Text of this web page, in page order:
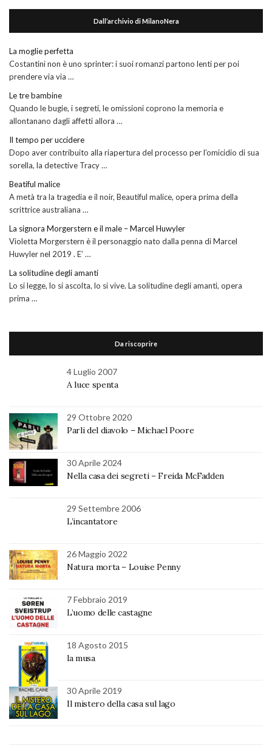
Dall’archivio di MilanoNera
La moglie perfetta
Costantini non è uno sprinter: i suoi romanzi partono lenti per poi
prendere via via …
Le tre bambine
Quando le bugie, i segreti, le omissioni coprono la memoria e
allontanano dagli affetti allora …
Il tempo per uccidere
Dopo aver contribuito alla riapertura del processo per l’omicidio di sua
sorella, la detective Tracy …
Beatiful malice
A metà tra la tragedia e il noir, Beautiful malice, opera prima della
scrittrice australiana …
La signora Morgerstern e il male – Marcel Huwyler
Violetta Morgerstern è il personaggio nato dalla penna di Marcel
Huwyler nel 2019 . E’ …
La solitudine degli amanti
Lo si legge, lo si ascolta, lo si vive. La solitudine degli amanti, opera
prima …
Da riscoprire
4 Luglio 2007
A luce spenta
29 Ottobre 2020
Parli del diavolo – Michael Poore
30 Aprile 2024
Nella casa dei segreti – Freida McFadden
29 Settembre 2006
L’incantatore
26 Maggio 2022
Natura morta – Louise Penny
7 Febbraio 2019
L’uomo delle castagne
18 Agosto 2015
la musa
30 Aprile 2019
Il mistero della casa sul lago